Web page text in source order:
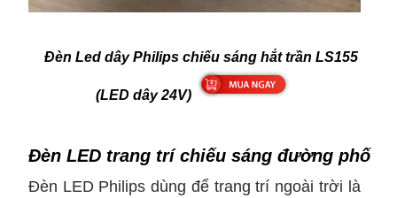
Đèn Led dây Philips chiếu sáng hắt trần LS155
(LED dây 24V)
Đèn LED trang trí chiếu sáng đường phố
Đèn LED Philips dùng để trang trí ngoài trời là